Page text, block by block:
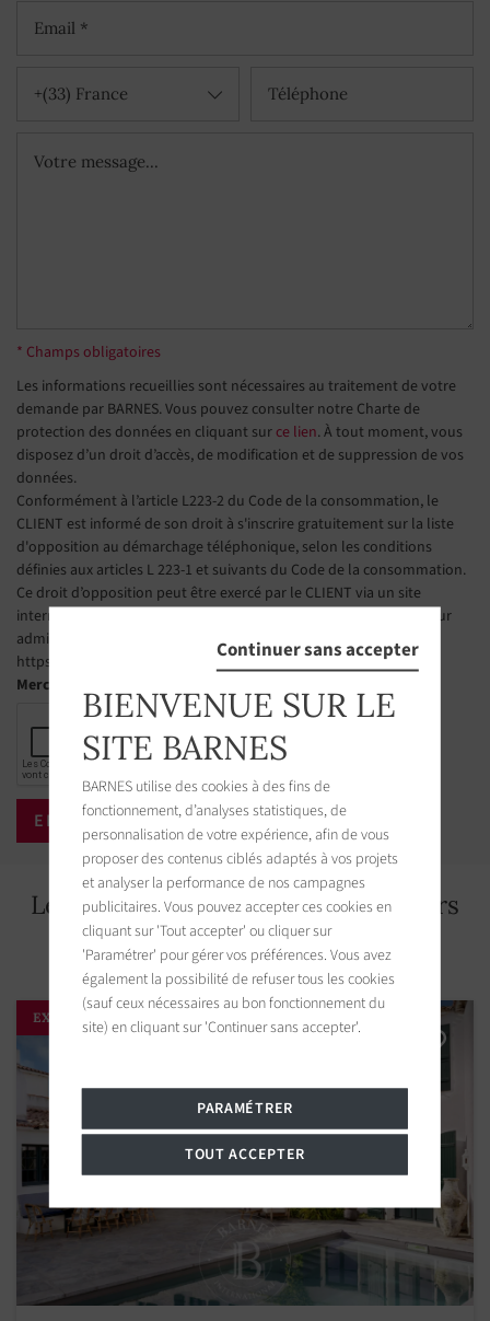
+(33) France
* Champs obligatoires
Les informations recueillies sont nécessaires au traitement de votre
demande par BARNES. Vous pouvez consulter notre Charte de
protection des données en cliquant surce lien. À tout moment, vous
disposez d’un droit d’accès, de modification et de suppression de vos
données.
Conformément à l’article L223-2 du Code de la consommation, le
CLIENT est informé de son droit à s'inscrire gratuitement sur la liste
d'opposition au démarchage téléphonique, selon les conditions
définies aux articles L 223-1 et suivants du Code de la consommation.
Ce droit d’opposition peut être exercé par le CLIENT via un site
internet géré par l’organisme désigné par les pouvoirs publics pour
administrer cette liste. L’adresse du site est la suivante :
https://www.bloctel.gouv.fr
Merci de cocher la case
Les biens immobiliers aux alentours
EXCLUSIVITÉ
Continuer sans accepter
BIENVENUE SUR LE
SITE BARNES
BARNES utilise des cookies à des fins de
fonctionnement, d’analyses statistiques, de
personnalisation de votre expérience, afin de vous
proposer des contenus ciblés adaptés à vos projets
et analyser la performance de nos campagnes
publicitaires. Vous pouvez accepter ces cookies en
cliquant sur 'Tout accepter' ou cliquer sur
'Paramétrer' pour gérer vos préférences. Vous avez
également la possibilité de refuser tous les cookies
(sauf ceux nécessaires au bon fonctionnement du
site) en cliquant sur 'Continuer sans accepter'.
PARAMÉTRER
TOUT ACCEPTER